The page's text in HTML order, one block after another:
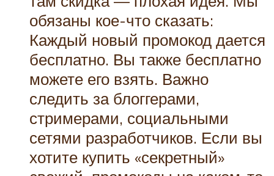
обязаны кое-что сказать:
Каждый новый промокод дается
бесплатно. Вы также бесплатно
можете его взять. Важно
следить за блоггерами,
стримерами, социальными
сетями разработчиков. Если вы
хотите купить «секретный»